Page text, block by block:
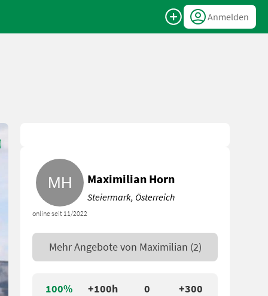
Anmelden
100% +100h 0 +300
online seit 11/2022
Maximilian Horn
Steiermark, Österreich
Mehr Angebote von Maximilian (2)